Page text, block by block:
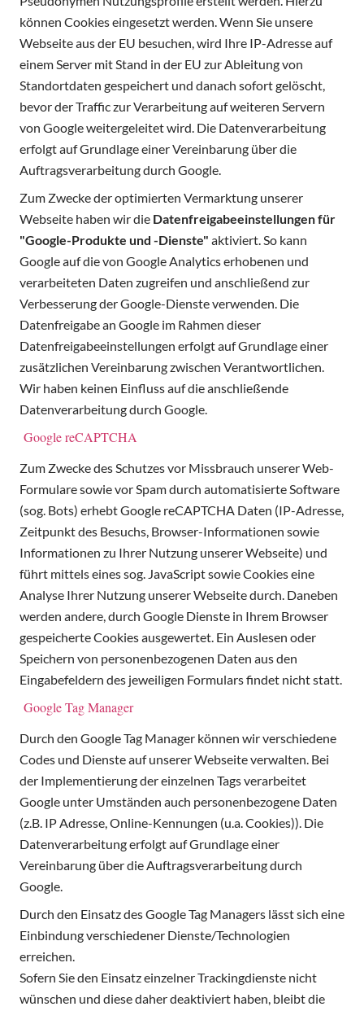
können Cookies eingesetzt werden. Wenn Sie unsere
Webseite aus der EU besuchen, wird Ihre IP-Adresse auf
einem Server mit Stand in der EU zur Ableitung von
Standortdaten gespeichert und danach sofort gelöscht,
bevor der Traffic zur Verarbeitung auf weiteren Servern
von Google weitergeleitet wird. Die Datenverarbeitung
erfolgt auf Grundlage einer Vereinbarung über die
Auftragsverarbeitung durch Google.
Zum Zwecke der optimierten Vermarktung unserer
Webseite haben wir die Datenfreigabeeinstellungen für
"Google-Produkte und -Dienste" aktiviert. So kann
Google auf die von Google Analytics erhobenen und
verarbeiteten Daten zugreifen und anschließend zur
Verbesserung der Google-Dienste verwenden. Die
Datenfreigabe an Google im Rahmen dieser
Datenfreigabeeinstellungen erfolgt auf Grundlage einer
zusätzlichen Vereinbarung zwischen Verantwortlichen.
Wir haben keinen Einfluss auf die anschließende
Datenverarbeitung durch Google.
Google reCAPTCHA
Zum Zwecke des Schutzes vor Missbrauch unserer Web-
Formulare sowie vor Spam durch automatisierte Software
(sog. Bots) erhebt Google reCAPTCHA Daten (IP-Adresse,
Zeitpunkt des Besuchs, Browser-Informationen sowie
Informationen zu Ihrer Nutzung unserer Webseite) und
führt mittels eines sog. JavaScript sowie Cookies eine
Analyse Ihrer Nutzung unserer Webseite durch. Daneben
werden andere, durch Google Dienste in Ihrem Browser
gespeicherte Cookies ausgewertet. Ein Auslesen oder
Speichern von personenbezogenen Daten aus den
Eingabefeldern des jeweiligen Formulars findet nicht statt.
Google Tag Manager
Durch den Google Tag Manager können wir verschiedene
Codes und Dienste auf unserer Webseite verwalten. Bei
der Implementierung der einzelnen Tags verarbeitet
Google unter Umständen auch personenbezogene Daten
(z.B. IP Adresse, Online-Kennungen (u.a. Cookies)). Die
Datenverarbeitung erfolgt auf Grundlage einer
Vereinbarung über die Auftragsverarbeitung durch
Google.
Durch den Einsatz des Google Tag Managers lässt sich eine
Einbindung verschiedener Dienste/Technologien
erreichen.
Sofern Sie den Einsatz einzelner Trackingdienste nicht
wünschen und diese daher deaktiviert haben, bleibt die